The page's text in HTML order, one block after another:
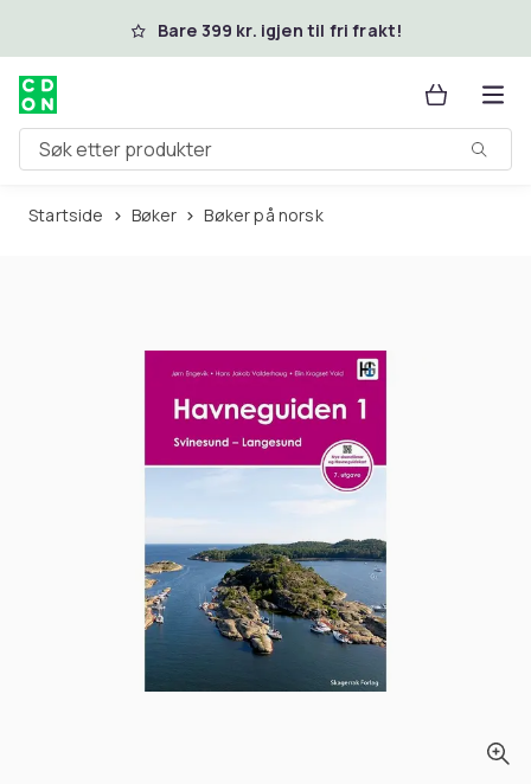
Hopp til hovedinnholdBare 399 kr. igjen til fri frakt!
Søk etter produkter
Startside Bøker Bøker på norsk